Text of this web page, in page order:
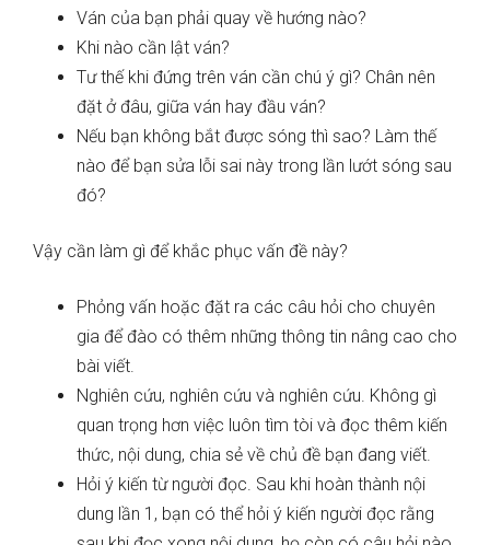
Ván của bạn phải quay về hướng nào?
Khi nào cần lật ván?
Tư thế khi đứng trên ván cần chú ý gì? Chân nên
đặt ở đâu, giữa ván hay đầu ván?
Nếu bạn không bắt được sóng thì sao? Làm thế
nào để bạn sửa lỗi sai này trong lần lướt sóng sau
đó?
Vậy cần làm gì để khắc phục vấn đề này?
Phỏng vấn hoặc đặt ra các câu hỏi cho chuyên
gia để đào có thêm những thông tin nâng cao cho
bài viết.
Nghiên cứu, nghiên cứu và nghiên cứu. Không gì
quan trọng hơn việc luôn tìm tòi và đọc thêm kiến
thức, nội dung, chia sẻ về chủ đề bạn đang viết.
Hỏi ý kiến từ người đọc. Sau khi hoàn thành nội
dung lần 1, bạn có thể hỏi ý kiến người đọc rằng